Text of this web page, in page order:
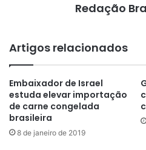
Redação
Artigos relacionados
Embaixador de Israel
estuda elevar importação
de carne congelada
brasileira
8 de janeiro de 2019